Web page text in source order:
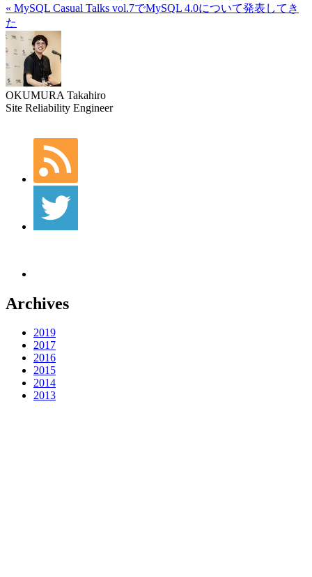
« MySQL Casual Talks vol.7でMySQL 4.0について発表してき
た
OKUMURA Takahiro
Site Reliability Engineer
Archives
2019
2017
2016
2015
2014
2013